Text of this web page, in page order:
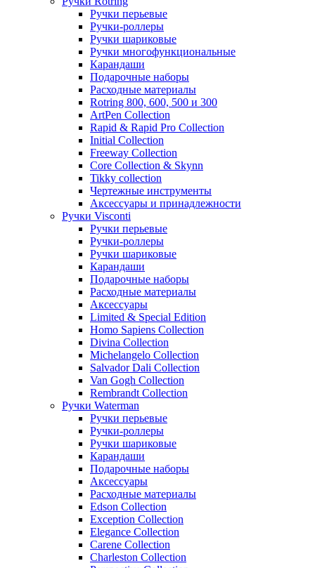
Ручки перьевые
Ручки-роллеры
Ручки шариковые
Ручки многофункциональные
Карандаши
Подарочные наборы
Расходные материалы
Rotring 800, 600, 500 и 300
ArtPen Collection
Rapid & Rapid Pro Collection
Initial Collection
Freeway Collection
Core Collection & Skynn
Tikky collection
Чертежные инструменты
Аксессуары и принадлежности
Ручки Visconti
Ручки перьевые
Ручки-роллеры
Ручки шариковые
Карандаши
Подарочные наборы
Расходные материалы
Аксессуары
Limited & Special Edition
Homo Sapiens Collection
Divina Collection
Michelangelo Collection
Salvador Dali Collection
Van Gogh Collection
Rembrandt Collection
Ручки Waterman
Ручки перьевые
Ручки-роллеры
Ручки шариковые
Карандаши
Подарочные наборы
Аксессуары
Расходные материалы
Edson Collection
Exception Collection
Elegance Collection
Carene Collection
Charleston Collection